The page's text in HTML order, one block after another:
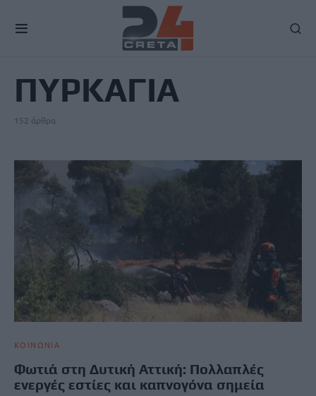
ΠΥΡΚΑΓΙΑ
152 άρθρα
ΚΟΙΝΩΝΙΑ
Φωτιά στη Δυτική Αττική: Πολλαπλές
ενεργές εστίες και καπνογόνα σημεία